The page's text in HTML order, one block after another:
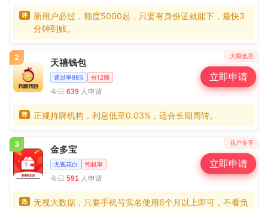
评
新用户必过，额度5000起，只要有身份证就能下，最快3
分钟到账。
2 大额低息
天禧钱包
通过率98% 分12期
今日 639 人申请
立即申请
荐 正规持牌机构，利息低至0.03%，适合长期周转。
3 花户专享
金多宝
无视花白 纯机审
今日 591 人申请
立即申请
热
无视大数据，只要手机号实名使用6个月以上即可，不看负